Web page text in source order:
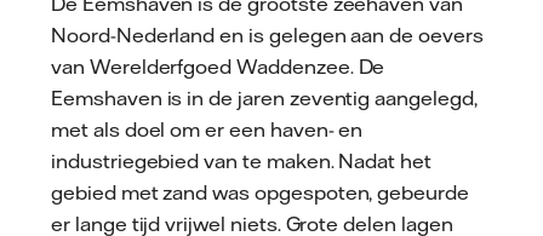
Noord-Nederland en is gelegen aan de oevers
van Werelderfgoed Waddenzee. De
Eemshaven is in de jaren zeventig aangelegd,
met als doel om er een haven- en
industriegebied van te maken. Nadat het
gebied met zand was opgespoten, gebeurde
er lange tijd vrijwel niets. Grote delen lagen